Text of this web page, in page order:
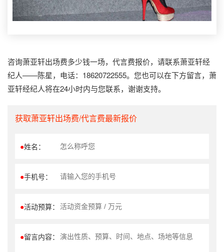
咨询萧亚轩出场费多少钱一场，代言费报价，请联系萧亚轩经
纪人——陈星，电话：18620722555。您也可以在下方留言，萧
亚轩经纪人将在24小时内与您联系，谢谢支持。
获取萧亚轩出场费/代言费最新报价
●姓名：
●手机号：
●活动预算：
●留言内容：